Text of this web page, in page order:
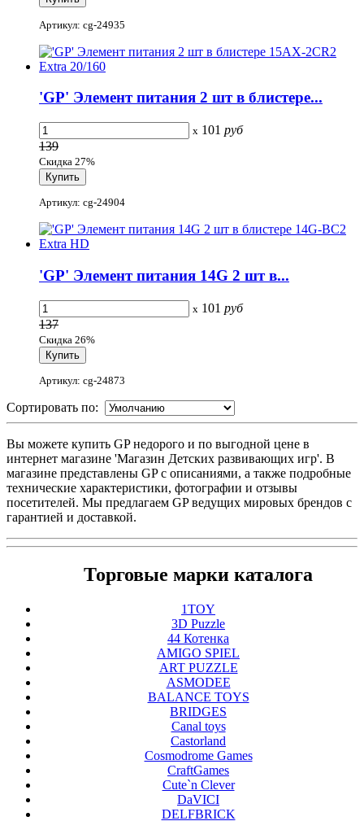
Артикул: cg-24935
'GP' Элемент питания 2 шт в блистере...
x 101 руб
139
Скидка 27%
Артикул: cg-24904
'GP' Элемент питания 14G 2 шт в...
x 101 руб
137
Скидка 26%
Артикул: cg-24873
Сортировать по:
Вы можете купить GP недорого и по выгодной цене в
интернет магазине 'Магазин Детских развивающих игр'. В
магазине представлены GP с описаниями, а также подробные
технические характеристики, фотографии и отзывы
посетителей. Мы предлагаем GP ведущих мировых брендов с
гарантией и доставкой.
Торговые марки каталога
1TOY
3D Puzzle
44 Котенка
AMIGO SPIEL
ART PUZZLE
ASMODEE
BALANCE TOYS
BRIDGES
Canal toys
Castorland
Cosmodrome Games
CraftGames
Cute`n Clever
DaVICI
DELFBRICK